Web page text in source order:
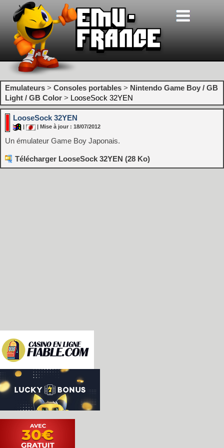
Emulateurs > Consoles portables > Nintendo Game Boy / GB
Light / GB Color > LooseSock 32YEN
LooseSock 32YEN
| Mise à jour : 18/07/2012
Un émulateur Game Boy Japonais.
Télécharger LooseSock 32YEN (28 Ko)